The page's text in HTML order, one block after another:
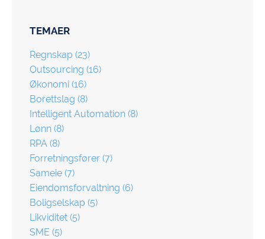
TEMAER
Regnskap (23)
Outsourcing (16)
Økonomi (16)
Borettslag (8)
Intelligent Automation (8)
Lønn (8)
RPA (8)
Forretningsfører (7)
Sameie (7)
Eiendomsforvaltning (6)
Boligselskap (5)
Likviditet (5)
SME (5)